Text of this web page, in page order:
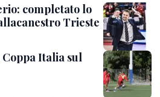
completato lo
Trieste
Italia sul